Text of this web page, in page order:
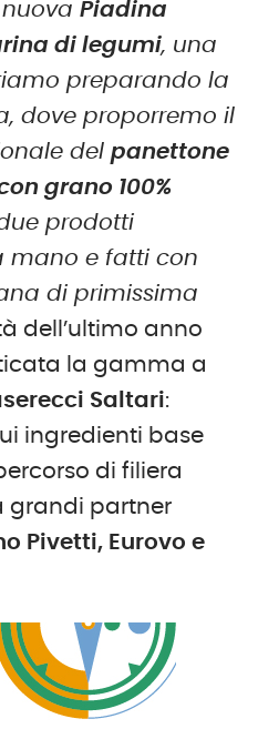
Piadina
di legumi, una
preparando la
dove proporremo il
del panettone
grano 100%
prodotti
mano e fatti con
di primissima
dell’ultimo anno
la gamma a
Saltari:
ingredienti base
di filiera
grandi partner
Pivetti, Eurovo e